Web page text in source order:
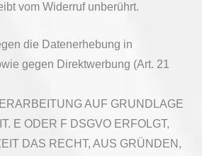
vom Widerruf unberührt.
die Datenerhebung in
gegen Direktwerbung (Art. 21
AUF GRUNDLAGE
E ODER F DSGVO ERFOLGT,
DAS RECHT, AUS GRÜNDEN,